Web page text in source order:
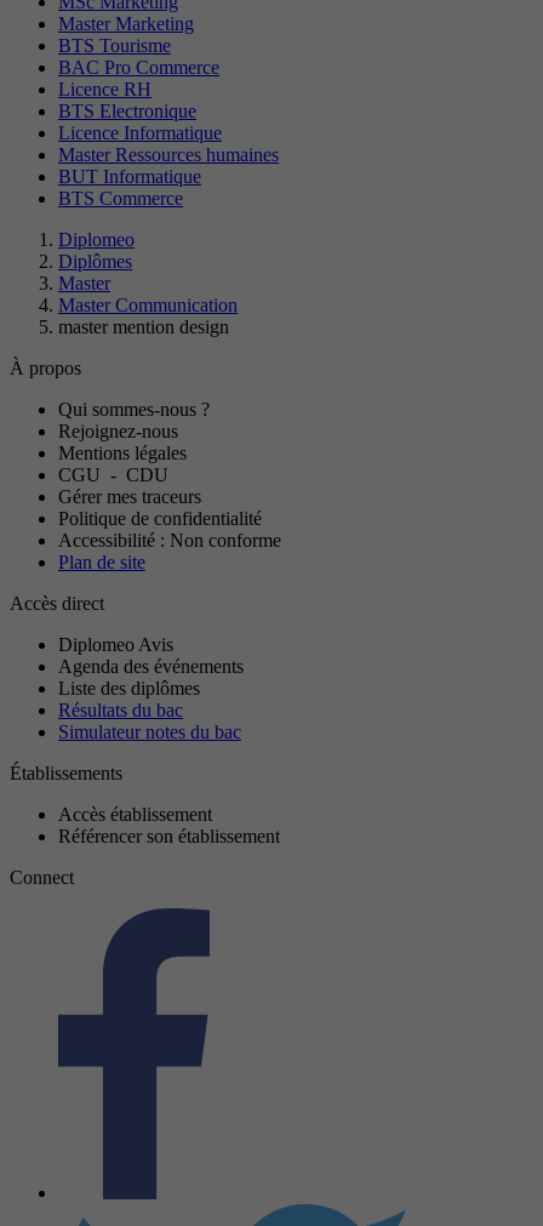
Master Marketing
BTS Tourisme
BAC Pro Commerce
Licence RH
BTS Electronique
Licence Informatique
Master Ressources humaines
BUT Informatique
BTS Commerce
Diplomeo
Diplômes
Master
Master Communication
master mention design
À propos
Qui sommes-nous ?
Rejoignez-nous
Mentions légales
CGU - CDU
Gérer mes traceurs
Politique de confidentialité
Accessibilité : Non conforme
Plan de site
Accès direct
Diplomeo Avis
Agenda des événements
Liste des diplômes
Résultats du bac
Simulateur notes du bac
Établissements
Accès établissement
Référencer son établissement
Connect